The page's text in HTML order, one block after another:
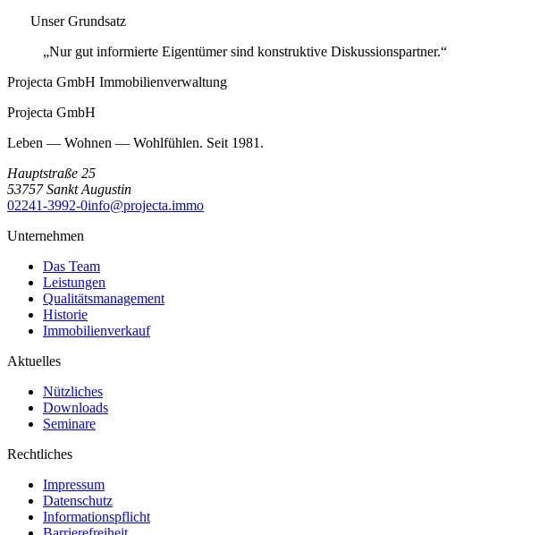
Unser Grundsatz
„Nur gut informierte Eigentümer sind konstruktive Diskussionspartner.“
Projecta GmbH Immobilienverwaltung
Projecta GmbH
Leben — Wohnen — Wohlfühlen. Seit 1981.
Hauptstraße 25
53757 Sankt Augustin
02241-3992-0info@projecta.immo
Unternehmen
Das Team
Leistungen
Qualitätsmanagement
Historie
Immobilienverkauf
Aktuelles
Nützliches
Downloads
Seminare
Rechtliches
Impressum
Datenschutz
Informationspflicht